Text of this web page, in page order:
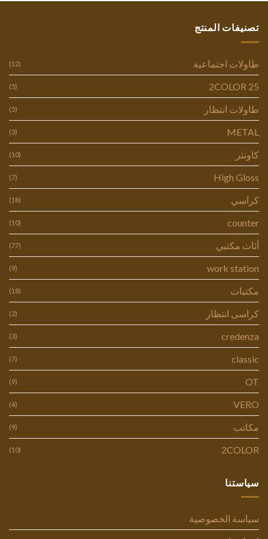
تصنيفات المنتج
طاولات اجتماعية (12)
2COLOR 25
(5)
طاولات انتظار (5)
METAL
(3)
كاونتر (10)
High Gloss
(7)
كراسي (18)
counter
(10)
أثاث مكتبي (77)
work station
(9)
مكتبات (18)
كراسى انتظار (2)
credenza
(3)
classic
(7)
OT
(9)
VERO
(4)
مكاتب (9)
2COLOR
(10)
سياستنا
سياسة الخصوصية